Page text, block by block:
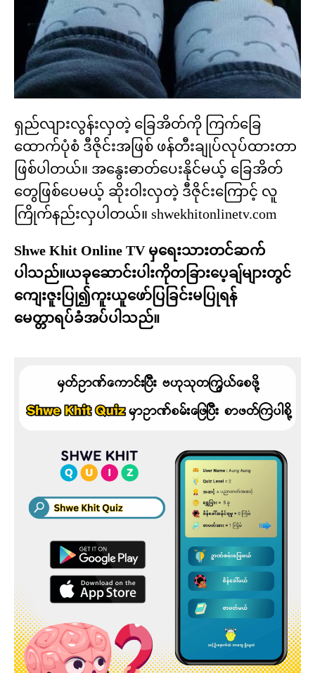
ရှည်လျားလွန်းလှတဲ့ ခြေအိတ်ကို ကြက်ခြေ
ထောက်ပုံစံ ဒီဇိုင်းအဖြစ် ဖန်တီးချုပ်လုပ်ထားတာ
ဖြစ်ပါတယ်။ အနွေးဓာတ်ပေးနိုင်မယ့် ခြေအိတ်
တွေဖြစ်ပေမယ့် ဆိုးဝါးလှတဲ့ ဒီဇိုင်းကြောင့် လူ
ကြိုက်နည်းလှပါတယ်။ shwekhitonlinetv.com
Shwe Khit Online TV မှရေးသားတင်ဆက်
ပါသည်။ယခုဆောင်းပါးကိုတခြားပေ့ချ်များတွင်
ကျေးဇူးပြု၍ကူးယူဖော်ပြခြင်းမပြုရန်
မေတ္တာရပ်ခံအပ်ပါသည်။